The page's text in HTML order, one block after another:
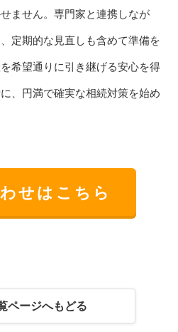
ません。専門家と連携しなが
定期的な見直しも含めて準備を
希望通りに引き継げる安心を得
、円満で確実な相続対策を始め
せはこちら
ページへもどる